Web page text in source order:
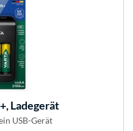
Ladegerät
USB-Gerät